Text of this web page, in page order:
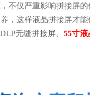
不仅严重影响拼接屏
，这样液晶拼接屏才能
DLP无缝拼接屏、55寸